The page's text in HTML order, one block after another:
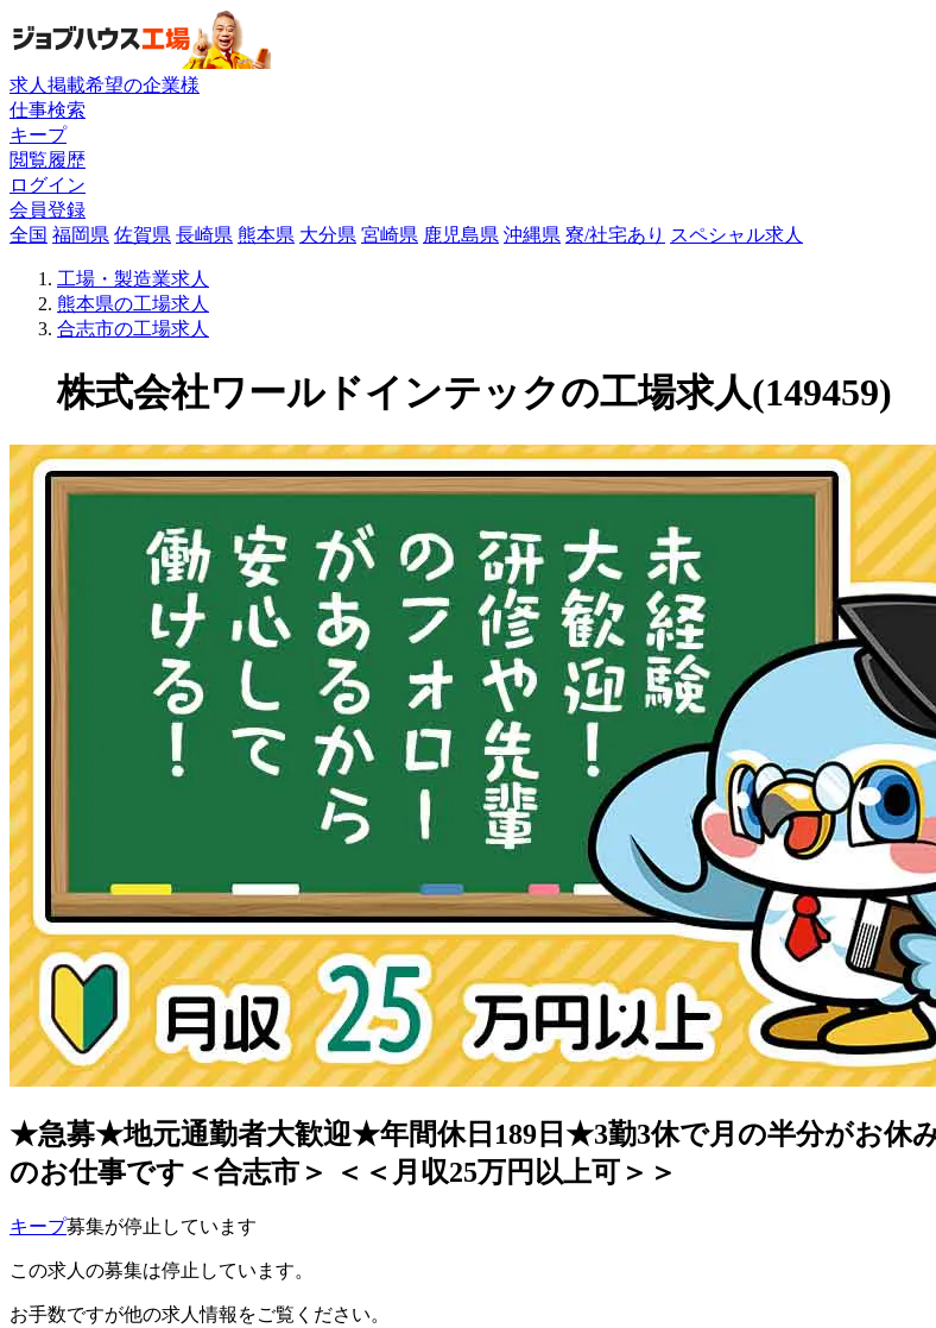
求人掲載希望の企業様
仕事検索
キープ
閲覧履歴
ログイン
会員登録
全国 福岡県 佐賀県 長崎県 熊本県 大分県 宮崎県 鹿児島県 沖縄県 寮/社宅あり スペシャル求人
工場・製造業求人
熊本県の工場求人
合志市の工場求人
株式会社ワールドインテックの工場求人(149459)
★急募★地元通勤者大歓迎★年間休日189日★3勤3休で月の半分がお休
のお仕事です＜合志市＞ ＜＜月収25万円以上可＞＞
キープ募集が停止しています
この求人の募集は停止しています。
お手数ですが他の求人情報をご覧ください。